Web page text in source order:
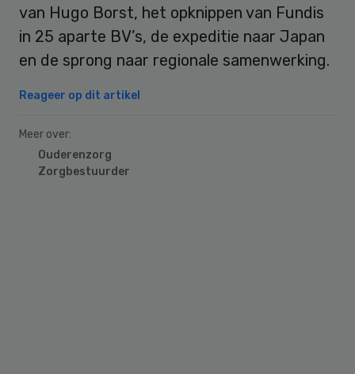
van Hugo Borst, het opknippen van Fundis
in 25 aparte BV’s, de expeditie naar Japan
en de sprong naar regionale samenwerking.
Reageer op dit artikel
Meer over:
Ouderenzorg
Zorgbestuurder